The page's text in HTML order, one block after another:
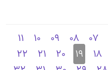
07
08
09
10
11
18
19
20
21
22